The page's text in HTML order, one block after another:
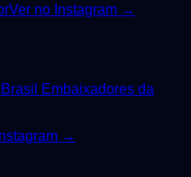
Ver no Instagram →
Embaixadores da
→